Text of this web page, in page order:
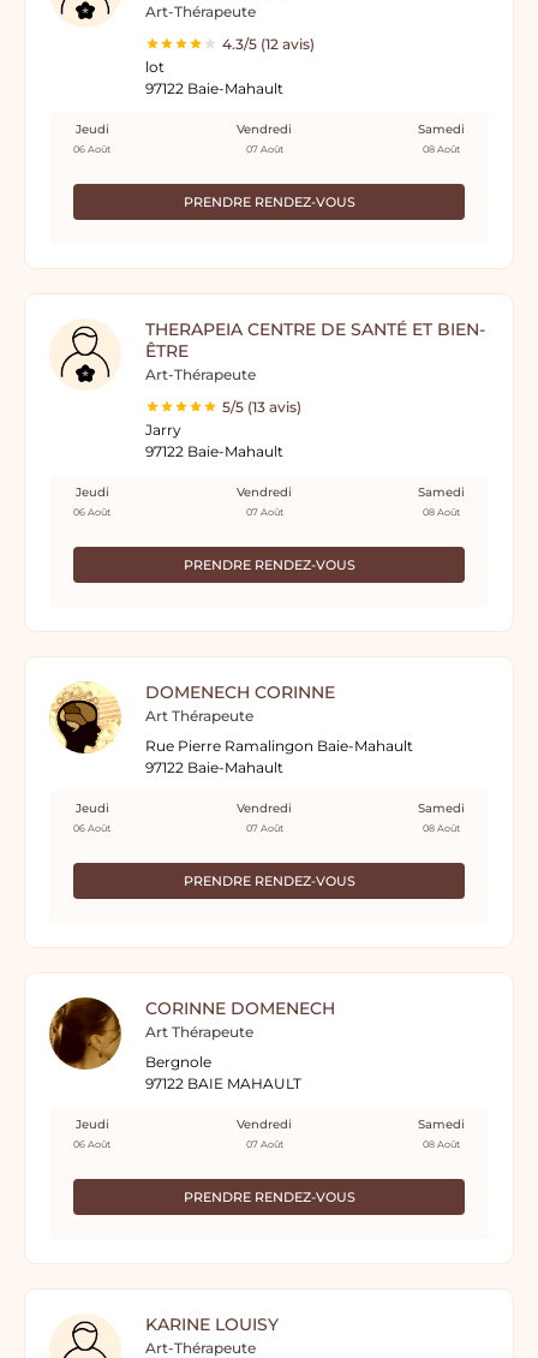
Art-Thérapeute
4.3/5 (12 avis)
lot
97122 Baie-Mahault
PRENDRE RENDEZ-VOUS
Jeudi
06 Août
Vendredi
07 Août
Samedi
08 Août
THERAPEIA CENTRE DE SANTÉ ET BIEN-
ÊTRE
Art-Thérapeute
5/5 (13 avis)
Jarry
97122 Baie-Mahault
PRENDRE RENDEZ-VOUS
Jeudi
06 Août
Vendredi
07 Août
Samedi
08 Août
DOMENECH CORINNE
Art Thérapeute
Rue Pierre Ramalingon Baie-Mahault
97122 Baie-Mahault
PRENDRE RENDEZ-VOUS
Jeudi
06 Août
Vendredi
07 Août
Samedi
08 Août
CORINNE DOMENECH
Art Thérapeute
Bergnole
97122 BAIE MAHAULT
PRENDRE RENDEZ-VOUS
Jeudi
06 Août
Vendredi
07 Août
Samedi
08 Août
KARINE LOUISY
Art-Thérapeute